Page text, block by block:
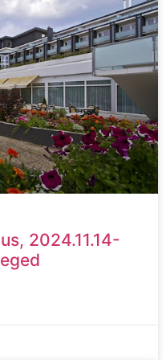
2024.11.14-